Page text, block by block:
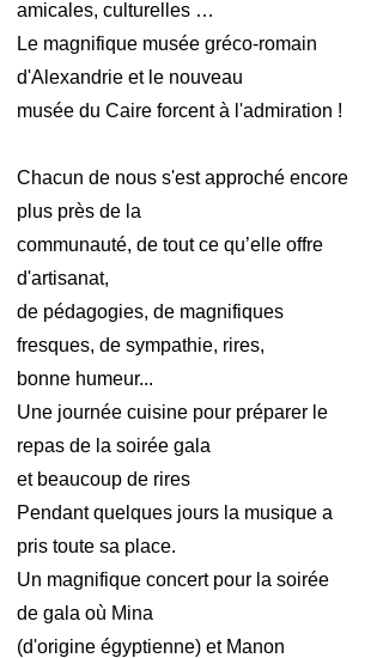
amicales, culturelles …
Le magnifique musée gréco-romain
d'Alexandrie et le nouveau
musée du Caire forcent à l'admiration !
Chacun de nous s'est approché encore
plus près de la
communauté, de tout ce qu’elle offre
d'artisanat,
de pédagogies, de magnifiques
fresques, de sympathie, rires,
bonne humeur...
Une journée cuisine pour préparer le
repas de la soirée gala
et beaucoup de rires
Pendant quelques jours la musique a
pris toute sa place.
Un magnifique concert pour la soirée
de gala où Mina
(d'origine égyptienne) et Manon